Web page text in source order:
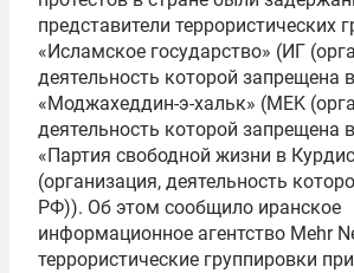
представители террористических
«Исламское государство» (ИГ
деятельность которой запрещена
«Моджахеддин-э-хальк» (MEK
деятельность которой запрещена
«Партия свободной жизни в
(организация, деятельность
РФ)). Об этом сообщило иранское
информационное агентство Mehr
террористические группировки